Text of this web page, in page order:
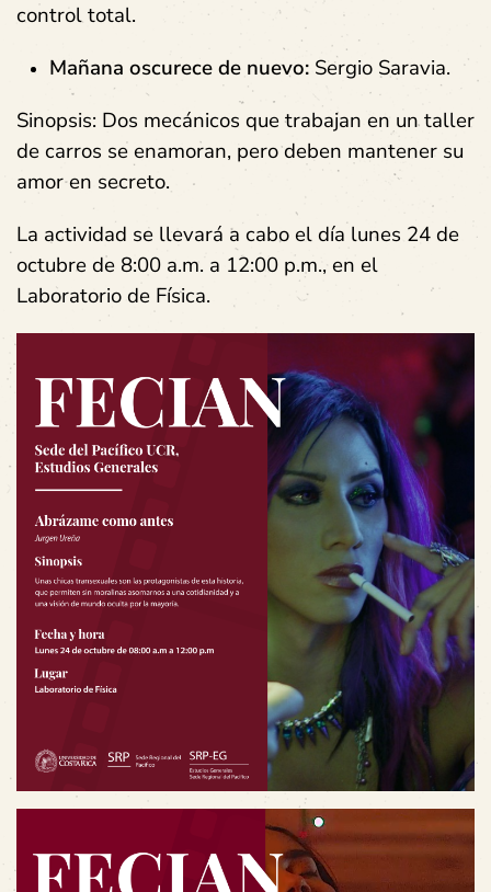
control total.
Mañana oscurece de nuevo: Sergio Saravia.
Sinopsis: Dos mecánicos que trabajan en un taller
de carros se enamoran, pero deben mantener su
amor en secreto.
La actividad se llevará a cabo el día lunes 24 de
octubrede 8:00 a.m. a 12:00 p.m., en el
Laboratorio de Física.